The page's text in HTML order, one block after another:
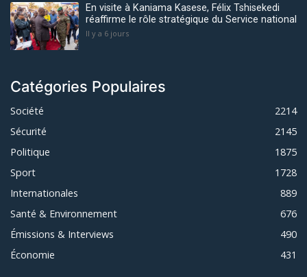
En visite à Kaniama Kasese, Félix Tshisekedi
réaffirme le rôle stratégique du Service national
Il y a 6 jours
Catégories Populaires
Société
2214
Sécurité
2145
Politique
1875
Sport
1728
Internationales
889
Santé & Environnement
676
Émissions & Interviews
490
Économie
431